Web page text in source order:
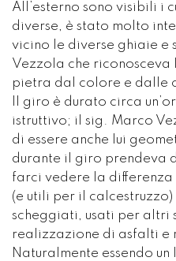
All’esterno sono visibili i
diverse, è stato molto
vicino le diverse ghiaie e
Vezzola che
pietra dal colore e dalle
Il giro è durato circa
istruttivo; il sig. Marco
di essere anche lui
durante il giro prendeva
farci vedere la
(e utili per il
scheggiati, usati per altri
realizzazione di asfalti e
Naturalmente essendo